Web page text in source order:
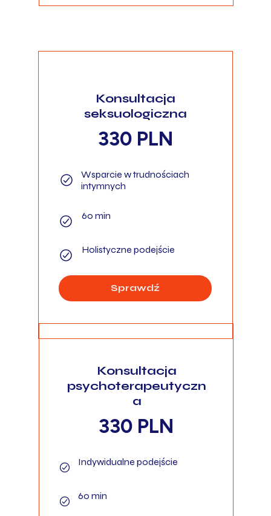
Konsultacja
seksuologiczna
330 PLN
Wsparcie w trudnościach
intymnych
60 min
Holistyczne podejście
Sprawdź
Konsultacja
psychoterapeutyczn
a
330 PLN
Indywidualne podejście
60 min